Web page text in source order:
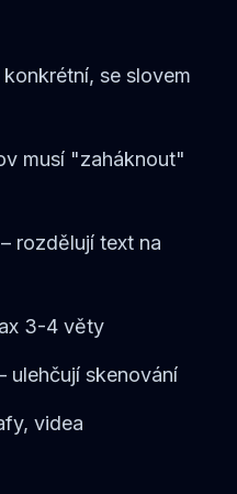
konkrétní, se slovem
musí "zaháknout"
– rozdělují text na
3-4 věty
ulehčují skenování
videa